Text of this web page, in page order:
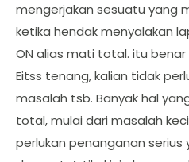
mengerjakan sesuatu yang
ketika hendak menyalakan
ON alias mati total. itu benar
Eitss tenang, kalian tidak
masalah tsb. Banyak hal
total, mulai dari masalah
perlukan penanganan serius